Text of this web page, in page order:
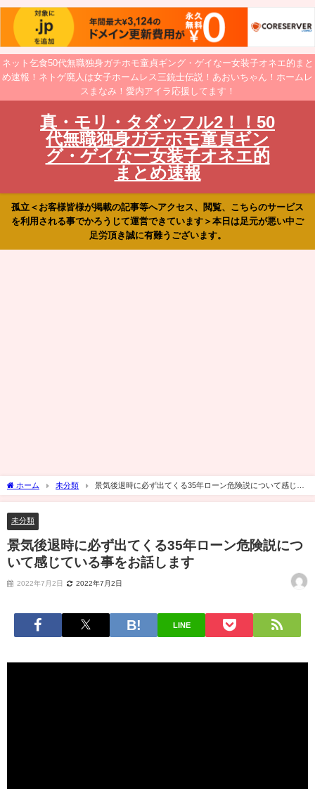
ネット乞食50代無職独身ガチホモ童貞ギング・ゲイなー女装子オネエ的まと
め速報！ネトゲ廃人は女子ホームレス三銃士伝説！あおいちゃん！ホームレ
スまなみ！愛内アイラ応援してます！
真・モリ・タダッフル2！！50
代無職独身ガチホモ童貞ギン
グ・ゲイなー女装子オネエ的
まとめ速報
孤立＜お客様皆様が掲載の記事等へアクセス、閲覧、こちらのサービス
を利用される事でかろうじて運営できています＞本日は足元が悪い中ご
足労頂き誠に有難うございます。
ホーム 未分類
景気後退時に必ず出てくる35年ローン危険説について感じて
いる事をお話します
未分類
景気後退時に必ず出てくる35年ローン危険説につ
いて感じている事をお話します
2022年7月2日 2022年7月2日
LINE